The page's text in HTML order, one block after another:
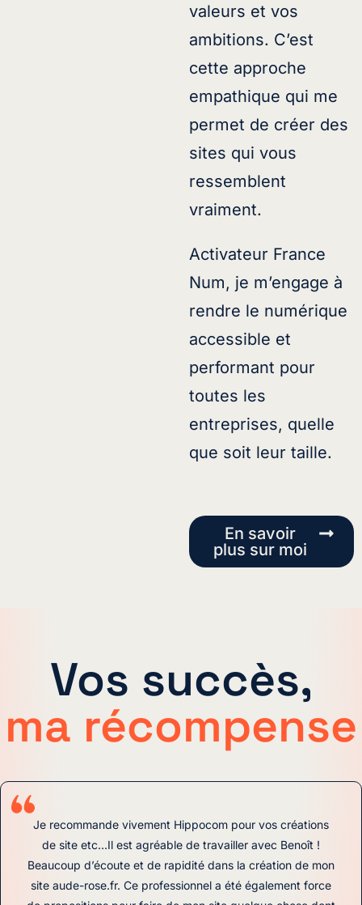
valeurs et vos
ambitions. C’est
cette approche
empathique qui me
permet de créer des
sites qui vous
ressemblent
vraiment.
Activateur France
Num, je m’engage à
rendre le numérique
accessible et
performant pour
toutes les
entreprises, quelle
que soit leur taille.
En savoir
plus sur moi
Vos succès,
ma récompense
Je recommande vivement Hippocom pour vos créations
de site etc…Il est agréable de travailler avec Benoît !
Beaucoup d’écoute et de rapidité dans la création de mon
site aude-rose.fr. Ce professionnel a été également force